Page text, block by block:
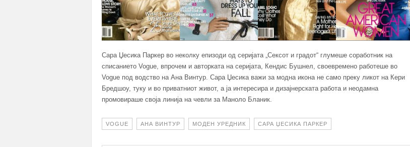
Сара Џесика Паркер во неколку епизоди од серијата „Сексот и градот“ глумеше соработник на
списанието Vogue, впрочем и авторката на серијата, Кендис Бушнел, своевремено работеше во
Vogue под водство на Ана Винтур. Сара Џесика важи за модна икона не само преку ликот на Кери
Бредшоу, туку и во приватниот живот, а ја интересира и дизајнерската работа и неодамна
промовираше своја линија на чевли за Маноло Бланик.
VOGUE АНА ВИНТУР МОДЕН УРЕДНИК САРА ЏЕСИКА ПАРКЕР